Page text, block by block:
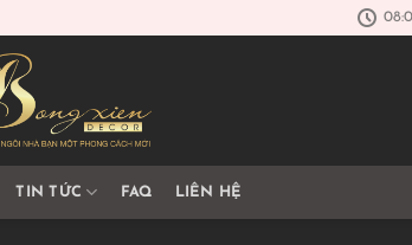
TIN TỨC FAQ LIÊN HỆ